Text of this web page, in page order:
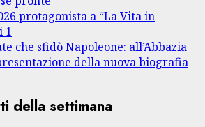
protagonista a “La Vita in
1
che sfidò Napoleone: all’Abbazia
della nuova biografia
della settimana